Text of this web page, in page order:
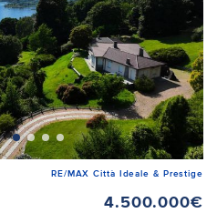
RE/MAX Città Ideale & Prestige
4.500.000€